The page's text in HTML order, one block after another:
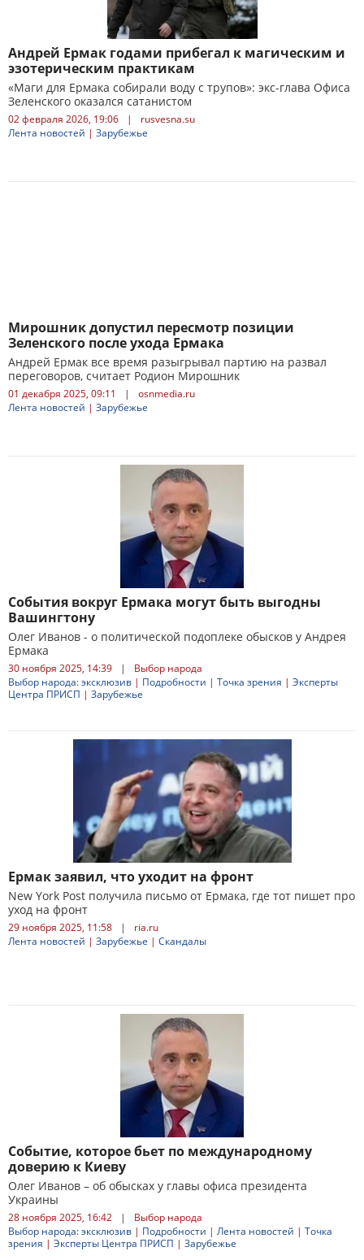
Андрей Ермак годами прибегал к магическим и
эзотерическим практикам
«Маги для Ермака собирали воду с трупов»: экс-глава Офиса
Зеленского оказался сатанистом
02 февраля 2026, 19:06 |
rusvesna.su
Лента новостей | Зарубежье
Мирошник допустил пересмотр позиции
Зеленского после ухода Ермака
Андрей Ермак все время разыгрывал партию на развал
переговоров, считает Родион Мирошник
01 декабря 2025, 09:11 |
osnmedia.ru
Лента новостей | Зарубежье
События вокруг Ермака могут быть выгодны
Вашингтону
Олег Иванов - о политической подоплеке обысков у Андрея
Ермака
30 ноября 2025, 14:39 |
Выбор народа
Выбор народа: эксклюзив | Подробности | Точка зрения | Эксперты
Центра ПРИСП | Зарубежье
Ермак заявил, что уходит на фронт
New York Post получила письмо от Ермака, где тот пишет про
уход на фронт
29 ноября 2025, 11:58 |
ria.ru
Лента новостей | Зарубежье | Скандалы
Событие, которое бьет по международному
доверию к Киеву
Олег Иванов – об обысках у главы офиса президента
Украины
28 ноября 2025, 16:42 |
Выбор народа
Выбор народа: эксклюзив | Подробности | Лента новостей | Точка
зрения | Эксперты Центра ПРИСП | Зарубежье